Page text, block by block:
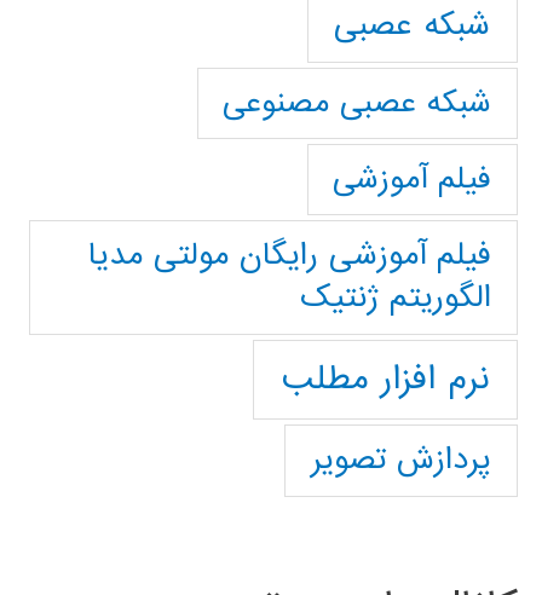
شبکه عصبی
شبکه عصبی مصنوعی
فیلم آموزشی
فیلم آموزشی رایگان مولتی مدیا
الگوریتم ژنتیک
نرم افزار مطلب
پردازش تصویر